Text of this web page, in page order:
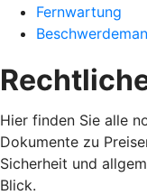
Fernwartung
Hier finden Sie alle
Dokumente zu
Sicherheit und
Blick.